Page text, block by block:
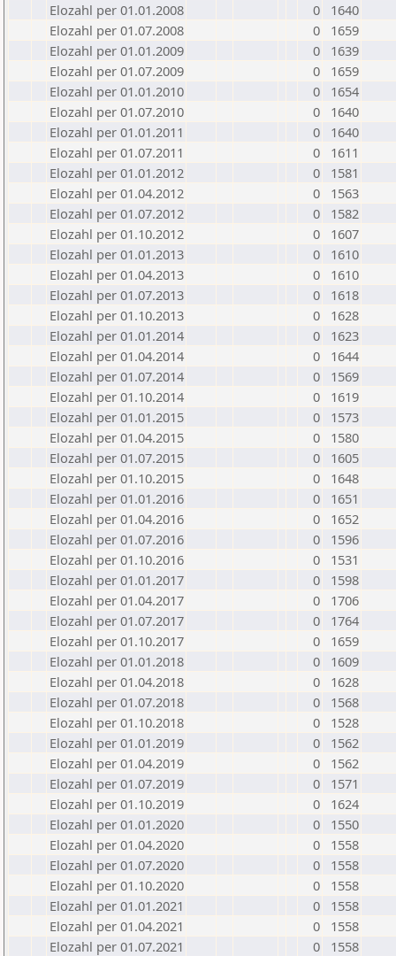
Elozahl per 01.01.2008
0
1640
Elozahl per 01.07.2008
0
1659
Elozahl per 01.01.2009
0
1639
Elozahl per 01.07.2009
0
1659
Elozahl per 01.01.2010
0
1654
Elozahl per 01.07.2010
0
1640
Elozahl per 01.01.2011
0
1640
Elozahl per 01.07.2011
0
1611
Elozahl per 01.01.2012
0
1581
Elozahl per 01.04.2012
0
1563
Elozahl per 01.07.2012
0
1582
Elozahl per 01.10.2012
0
1607
Elozahl per 01.01.2013
0
1610
Elozahl per 01.04.2013
0
1610
Elozahl per 01.07.2013
0
1618
Elozahl per 01.10.2013
0
1628
Elozahl per 01.01.2014
0
1623
Elozahl per 01.04.2014
0
1644
Elozahl per 01.07.2014
0
1569
Elozahl per 01.10.2014
0
1619
Elozahl per 01.01.2015
0
1573
Elozahl per 01.04.2015
0
1580
Elozahl per 01.07.2015
0
1605
Elozahl per 01.10.2015
0
1648
Elozahl per 01.01.2016
0
1651
Elozahl per 01.04.2016
0
1652
Elozahl per 01.07.2016
0
1596
Elozahl per 01.10.2016
0
1531
Elozahl per 01.01.2017
0
1598
Elozahl per 01.04.2017
0
1706
Elozahl per 01.07.2017
0
1764
Elozahl per 01.10.2017
0
1659
Elozahl per 01.01.2018
0
1609
Elozahl per 01.04.2018
0
1628
Elozahl per 01.07.2018
0
1568
Elozahl per 01.10.2018
0
1528
Elozahl per 01.01.2019
0
1562
Elozahl per 01.04.2019
0
1562
Elozahl per 01.07.2019
0
1571
Elozahl per 01.10.2019
0
1624
Elozahl per 01.01.2020
0
1550
Elozahl per 01.04.2020
0
1558
Elozahl per 01.07.2020
0
1558
Elozahl per 01.10.2020
0
1558
Elozahl per 01.01.2021
0
1558
Elozahl per 01.04.2021
0
1558
Elozahl per 01.07.2021
0
1558